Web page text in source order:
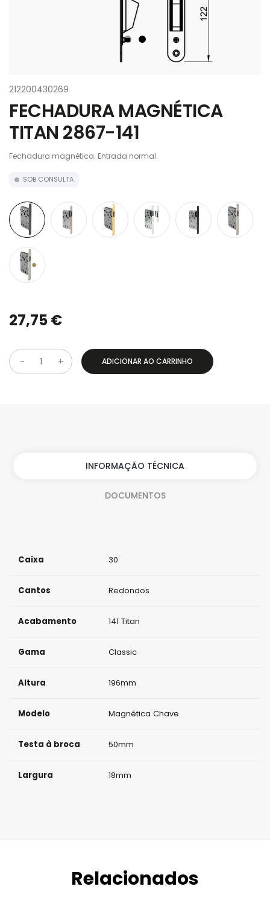
212200430269
FECHADURA MAGNÉTICA
TITAN 2867-141
Fechadura magnética. Entrada normal.
SOB CONSULTA
27,75 €
Q
ADICIONAR AO CARRINHO
INFORMAÇÃO TÉCNICA
DOCUMENTOS
Caixa 30
Cantos Redondos
Acabamento 141 Titan
Gama Classic
Altura 196mm
Modelo Magnética Chave
Testa à broca 50mm
Largura 18mm
Relacionados